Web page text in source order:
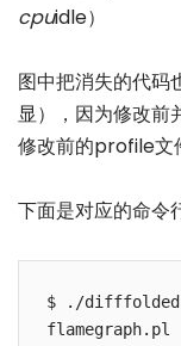
cpuidle）
图中把消失的代码
显），因为修改前
修改前的profile文
下面是对应的命令
$ ./